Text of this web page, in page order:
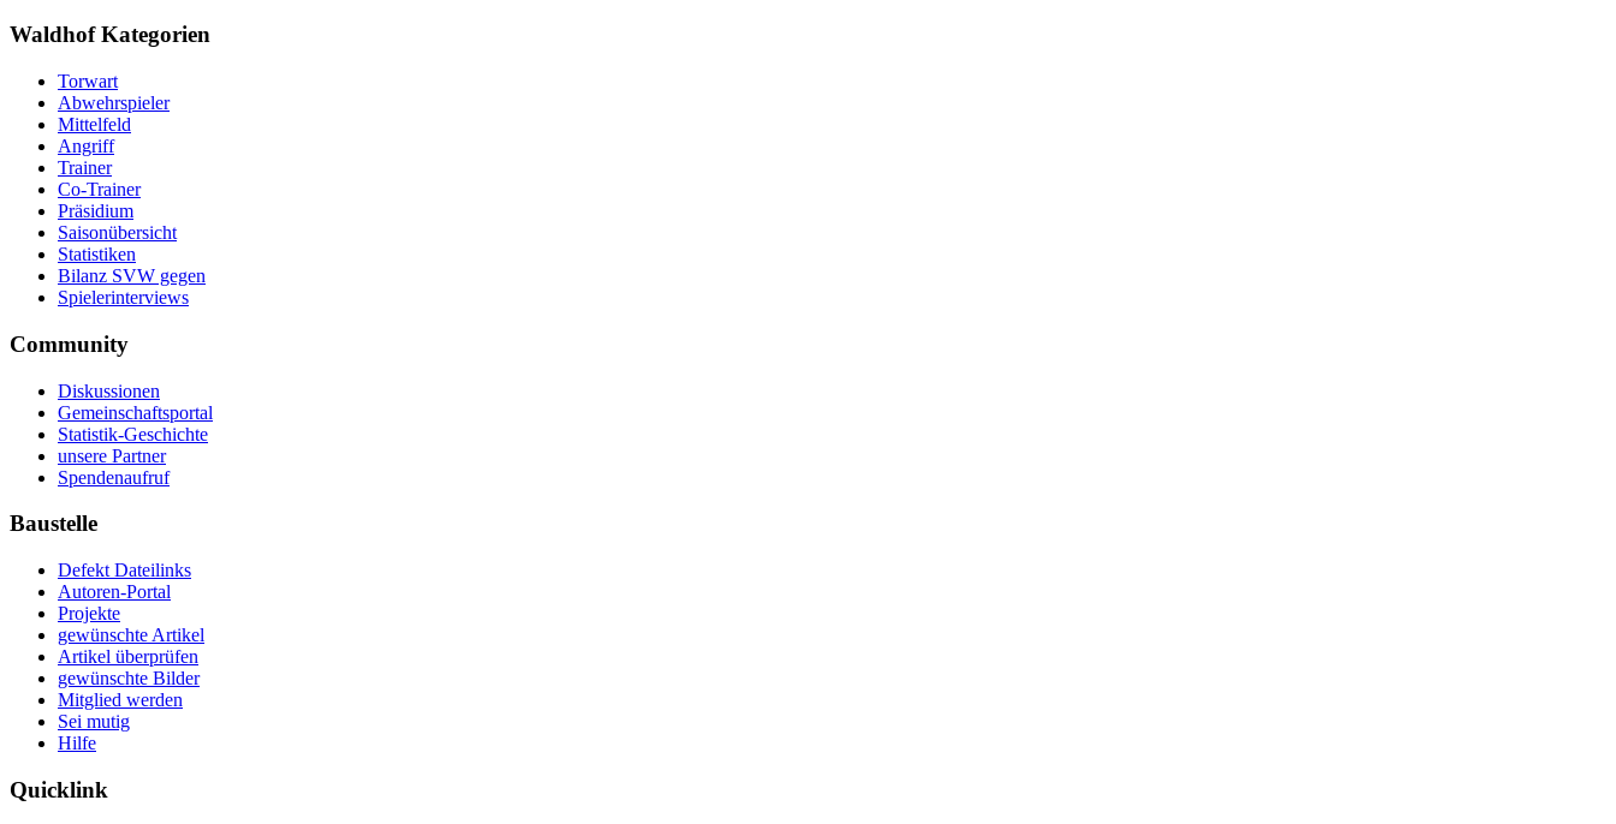
Waldhof Kategorien
Torwart
Abwehrspieler
Mittelfeld
Angriff
Trainer
Co-Trainer
Präsidium
Saisonübersicht
Statistiken
Bilanz SVW gegen
Spielerinterviews
Community
Diskussionen
Gemeinschaftsportal
Statistik-Geschichte
unsere Partner
Spendenaufruf
Baustelle
Defekt Dateilinks
Autoren-Portal
Projekte
gewünschte Artikel
Artikel überprüfen
gewünschte Bilder
Mitglied werden
Sei mutig
Hilfe
Quicklink